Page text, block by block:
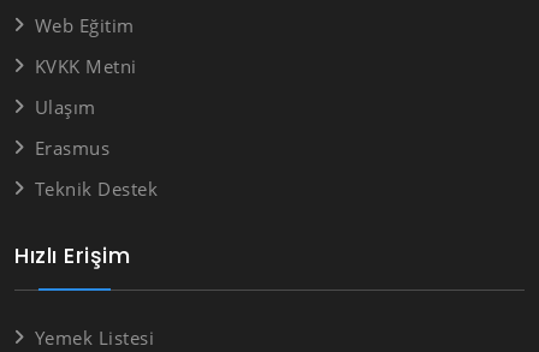
Hızlı Erişim
Yemek Listesi
Web Eğitim
KVKK Metni
Ulaşım
Erasmus
Teknik Destek